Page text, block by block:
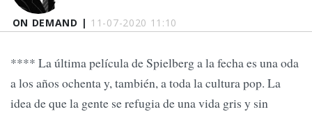
ON DEMAND | 11-07-2020 11:10
**** La última película de Spielberg a la fecha es una oda
a los años ochenta y, también, a toda la cultura pop. La
idea de que la gente se refugia de una vida gris y sin